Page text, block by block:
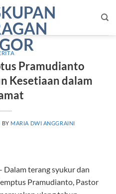
Pramudianto
Kesetiaan dalam
BY MARIA DWI ANGGRAINI
Dalam terang syukur dan
Pramudianto, Pastor